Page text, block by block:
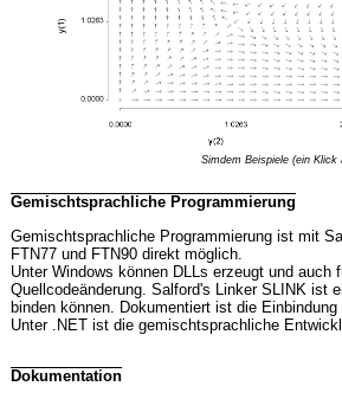
Simdem Beispiele (ein
Gemischtsprachliche Programmierung
Gemischtsprachliche Programmierung ist mit
FTN77 und FTN90 direkt möglich.
Unter Windows können DLLs erzeugt und auch
Quellcodeänderung. Salford's Linker SLINK ist
binden können. Dokumentiert ist die
Unter .NET ist die gemischtsprachliche
Dokumentation